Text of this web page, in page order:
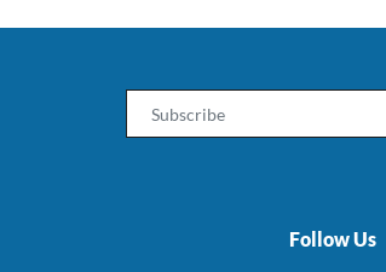
Follow Us